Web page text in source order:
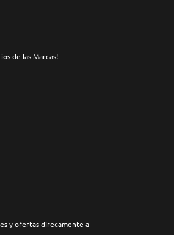
de las Marcas!
y ofertas direcamente a